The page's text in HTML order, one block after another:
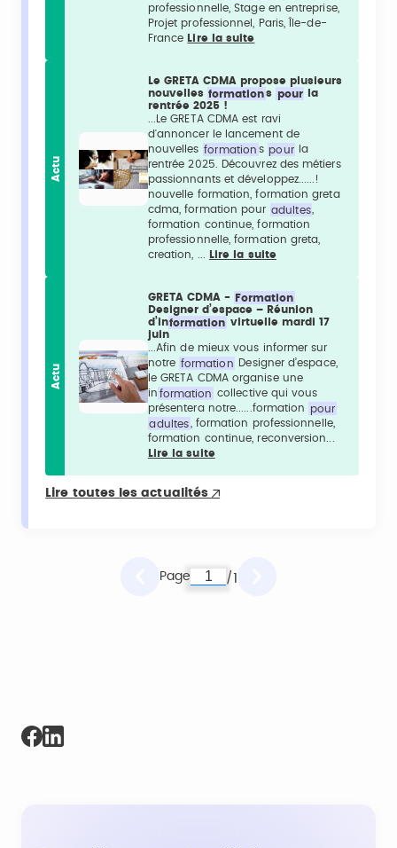
professionnelle, Stage en entreprise,
Projet professionnel, Paris, Île-de-
France Lire la suite
Actu
Le GRETA CDMA propose plusieurs
nouvelles formations pour
la
rentrée 2025 !
...Le GRETA CDMA est ravi
d'annoncer le lancement de
nouvelles formation s pour
la
rentrée 2025. Découvrez des métiers
passionnants et développez......!
nouvelle formation, formation greta
cdma, formation pour adultes
formation continue, formation
professionnelle, formation greta,
creation, ...
Lire la suite
Actu
GRETA CDMA - Formation
Designer d’espace – Réunion
d’information virtuelle mardi 17
juin
...Afin de mieux vous informer sur
notre formation
Designer d’espace,
le GRETA CDMA organise une
in formation collective qui vous
présentera notre......formation
pour
adultes
, formation professionnelle,
formation continue, reconversion...
Lire la suite
Lire toutes les actualités
Page / 1